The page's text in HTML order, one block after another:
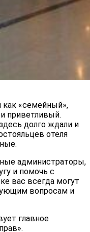
как «семейный»,
приветливый.
долго ждали и
отеля
администраторы,
и помочь с
вас всегда могут
вопросам и
главное